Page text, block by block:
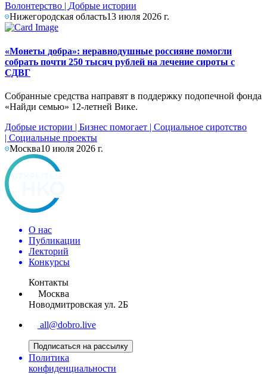
Волонтерство | Добрые истории
Нижегородская область13 июля 2026 г.
«Монеты добра»: неравнодушные россияне помогли
собрать почти 250 тысяч рублей на лечение сироты с
СДВГ
Собранные средства направят в поддержку подопечной фонда
«Найди семью» 12-летней Вике.
Добрые истории | Бизнес помогает | Социальное сиротство
| Социальные проекты
Москва10 июля 2026 г.
О нас
Публикации
Лекторий
Конкурсы
Контакты
Москва
Новодмитровская ул. 2Б
all@dobro.live
Подписаться на рассылку
Политика
конфиденциальности